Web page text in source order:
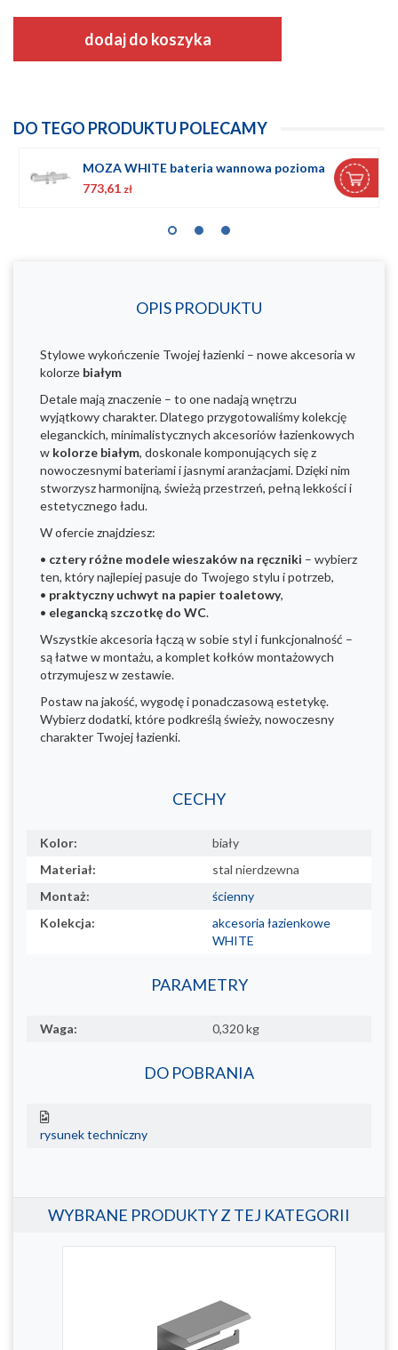
dodaj do koszyka
DO TEGO PRODUKTU POLECAMY
MOZA WHITE bateria wannowa pozioma
773,61 zł
OPIS PRODUKTU
Stylowe wykończenie Twojej łazienki – nowe akcesoria w
kolorze białym
Detale mają znaczenie – to one nadają wnętrzu
wyjątkowy charakter. Dlatego przygotowaliśmy kolekcję
eleganckich, minimalistycznych akcesoriów łazienkowych
w kolorze białym, doskonale komponujących się z
nowoczesnymi bateriami i jasnymi aranżacjami. Dzięki nim
stworzysz harmonijną, świeżą przestrzeń, pełną lekkości i
estetycznego ładu.
W ofercie znajdziesz:
• cztery różne modele wieszaków na ręczniki – wybierz
ten, który najlepiej pasuje do Twojego stylu i potrzeb,
• praktyczny uchwyt na papier toaletowy,
• elegancką szczotkę do WC.
Wszystkie akcesoria łączą w sobie styl i funkcjonalność –
są łatwe w montażu, a komplet kołków montażowych
otrzymujesz w zestawie.
Postaw na jakość, wygodę i ponadczasową estetykę.
Wybierz dodatki, które podkreślą świeży, nowoczesny
charakter Twojej łazienki.
CECHY
Kolor:
biały
Materiał:
stal nierdzewna
Montaż:
ścienny
Kolekcja:
akcesoria łazienkowe
WHITE
PARAMETRY
Waga: 0,320 kg
DO POBRANIA
rysunek techniczny
WYBRANE PRODUKTY Z TEJ KATEGORII